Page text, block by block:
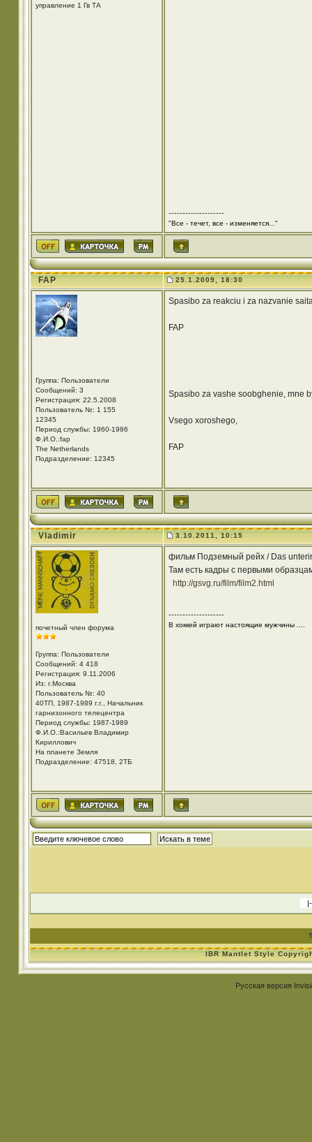
управление 1 Гв ТА
--------------------
"Все - течет, все - изменяется..."
FAP 25.1.2009, 18:30
Группа: Пользователи
Сообщений: 3
Регистрация: 22.5.2008
Пользователь №: 1 155
12345
Период службы: 1960-1986
Ф.И.О.:fap
The Netherlands
Подразделение: 12345
Spasibo za reakciu i za nazvanie
FAP
Spasibo za vashe soobghenie, mne
Vsego xoroshego,
FAP
Vladimir 3.10.2011, 10:15
почетный член форума
Группа: Пользователи
Сообщений: 4 418
Регистрация: 9.11.2006
Из: г.Москва
Пользователь №: 40
40ТП, 1987-1989 г.г., Начальник
гарнизонного телецентра
Период службы: 1987-1989
Ф.И.О.:Васильев Владимир
Кириллович
На планете Земля
Подразделение: 47518, 2ТБ
фильм Подземный рейх / Das
Там есть кадры с первыми
http://gsvg.ru/film/film2.html
--------------------
В хоккей играют настоящие мужчины ....
IBR Mantlet Style
Русская версия